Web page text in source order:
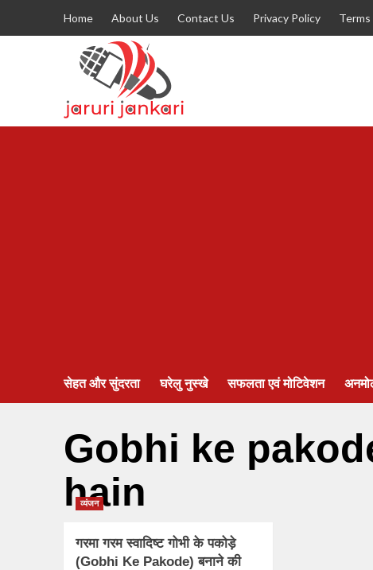
Home About Us Contact Us Privacy Policy
सेहत और सुंदरता घरेलु नुस्खे सफलता एवं मोटिवेशन
Gobhi ke
hain
व्यंजन
गरमा गरम स्वादिष्ट गोभी के पकोड़े
(Gobhi Ke Pakode) बनाने की